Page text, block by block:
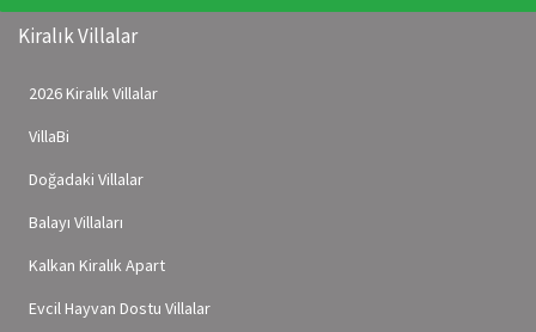
Kiralık Villalar
2026 Kiralık Villalar
VillaBi
Doğadaki Villalar
Balayı Villaları
Kalkan Kiralık Apart
Evcil Hayvan Dostu Villalar